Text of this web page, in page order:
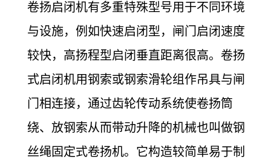
卷扬启闭机有多重特殊型号用于不同环境
与设施，例如快速启闭型，闸门启闭速度
较快，高扬程型启闭垂直距离很高。卷扬
式启闭机用钢索或钢索滑轮组作吊具与闸
门相连接，通过齿轮传动系统使卷扬筒
绕、放钢索从而带动升降的机械也叫做钢
丝绳固定式卷扬机。它构造较简单易于制